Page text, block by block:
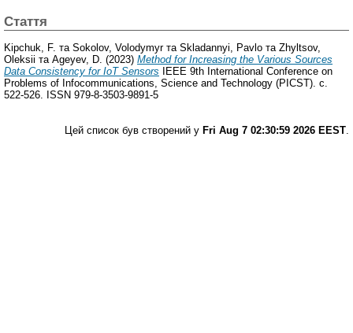
Стаття
Kipchuk, F. та Sokolov, Volodymyrта Skladannyi, Pavlo та Zhyltsov,
Oleksii та Ageyev, D. (2023) Method for Increasing the Various Sources
Data Consistency for IoT Sensors IEEE 9th International Conference on
Problems of Infocommunications, Science and Technology (PICST). с.
522-526. ISSN 979-8-3503-9891-5
Цей список був створений у Fri Aug 7 02:30:59 2026 EEST